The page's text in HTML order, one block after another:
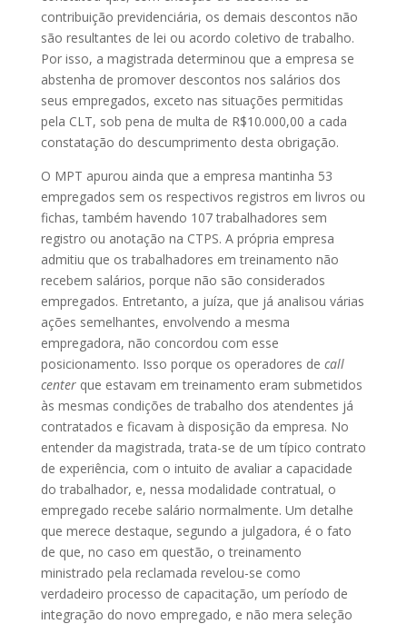
contribuição previdenciária, os demais descontos não
são resultantes de lei ou acordo coletivo de trabalho.
Por isso, a magistrada determinou que a empresa se
abstenha de promover descontos nos salários dos
seus empregados, exceto nas situações permitidas
pela CLT, sob pena de multa de R$10.000,00 a cada
constatação do descumprimento desta obrigação.
O MPT apurou ainda que a empresa mantinha 53
empregados sem os respectivos registros em livros ou
fichas, também havendo 107 trabalhadores sem
registro ou anotação na CTPS. A própria empresa
admitiu que os trabalhadores em treinamento não
recebem salários, porque não são considerados
empregados. Entretanto, a juíza, que já analisou várias
ações semelhantes, envolvendo a mesma
empregadora, não concordou com esse
posicionamento. Isso porque os operadores de call
centerque estavam em treinamento eram submetidos
às mesmas condições de trabalho dos atendentes já
contratados e ficavam à disposição da empresa. No
entender da magistrada, trata-se de um típico contrato
de experiência, com o intuito de avaliar a capacidade
do trabalhador, e, nessa modalidade contratual, o
empregado recebe salário normalmente. Um detalhe
que merece destaque, segundo a julgadora, é o fato
de que, no caso em questão, o treinamento
ministrado pela reclamada revelou-se como
verdadeiro processo de capacitação, um período de
integração do novo empregado, e não mera seleção